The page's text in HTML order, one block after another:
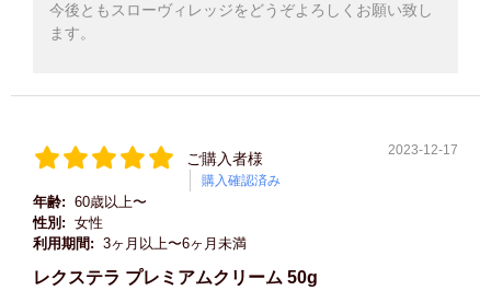
今後ともスローヴィレッジをどうぞよろしくお願い致し
ます。
ご購入者様
購入確認済み
2023-12-17
年齢: 60歳以上〜
性別: 女性
利用期間: 3ヶ月以上〜6ヶ月未満
レクステラ プレミアムクリーム 50g